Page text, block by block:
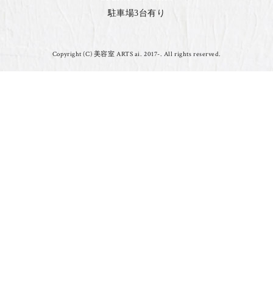
駐車場3台有り
Copyright (C) 美容室 ARTS ai. 2017-. All rights reserved.